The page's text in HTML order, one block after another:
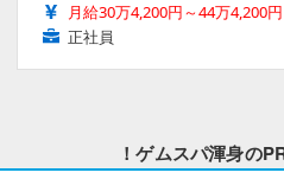
月給30万4,200円～44万4,200円
正社員
！ゲムスパ渾身の